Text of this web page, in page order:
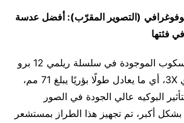
(التصوير المقرّب): أفضل عدسة
فئتها
تتصدر عدسة البيرسكوب الموجودة في سلسلة ريلمي 12 برو
فئتها بتقريب بصري 3X، أي ما يعادل طولًا بؤريًا يبلغ 71 مم،
البوكيه عالي الجودة في الصور
أكبر، تم تجهيز هذا الطراز بمستشعر